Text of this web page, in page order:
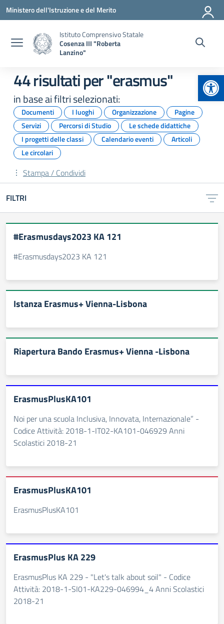
Vai ai contenuti
Vai al menu di navigazione
Vai al footer
Ministero dell'Istruzione e del Merito
Istituto Comprensivo Statale
Cosenza III "Roberta
Lanzino"
44 risultati per "erasmus"
in base ai filtri selezionati:
Documenti I luoghi Organizzazione
Pagine
Servizi
Percorsi di Studio
Le schede didattiche
I progetti delle classi
Calendario eventi
Articoli
Le circolari
Stampa / Condividi
FILTRI
Risultati di ricerca
#Erasmusdays2023 KA 121
#Erasmusdays2023 KA 121
Istanza Erasmus+ Vienna-Lisbona
Riapertura Bando Erasmus+ Vienna -Lisbona
ErasmusPlusKA101
Noi per una scuola Inclusiva, Innovata, Internazionale” -
Codice Attività: 2018-1-IT02-KA101-046929 Anni
Scolastici 2018-21
ErasmusPlusKA101
ErasmusPlusKA101
ErasmusPlus KA 229
ErasmusPlus KA 229 - "Let's talk about soil" - Codice
Attività: 2018-1-SI01-KA229-046994_4 Anni Scolastici
2018-21